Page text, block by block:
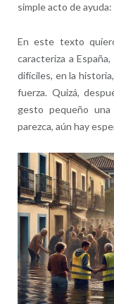
simple acto de
En este texto
caracteriza a
difíciles, en la
fuerza. Quizá,
gesto pequeño
parezca, aún hay